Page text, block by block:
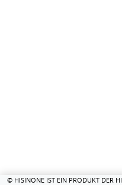
© HISINONE IST EIN PRODUKT DER